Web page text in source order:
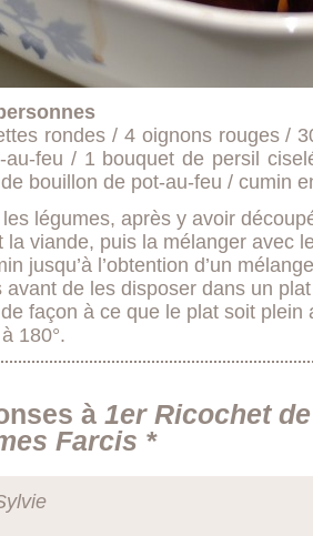
rondes / 4 oignons rouges /
au-feu / 1 bouquet de persil
bouillon de pot-au-feu / cumin
légumes, après y avoir
la viande, puis la mélanger avec
jusqu’à l’obtention d’un
avant de les disposer dans un
façon à ce que le plat soit
180°.
à 1er Ricochet
Farcis *